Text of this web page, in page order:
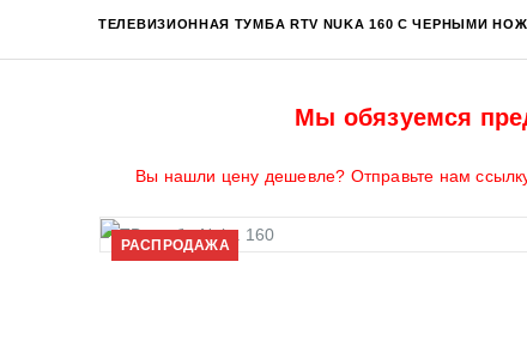
ТЕЛЕВИЗИОННАЯ ТУМБА RTV NUKA 160 С ЧЕРНЫМИ
Мы обязуемся
Вы нашли цену дешевле? Отправьте нам
РАСПРОДАЖА